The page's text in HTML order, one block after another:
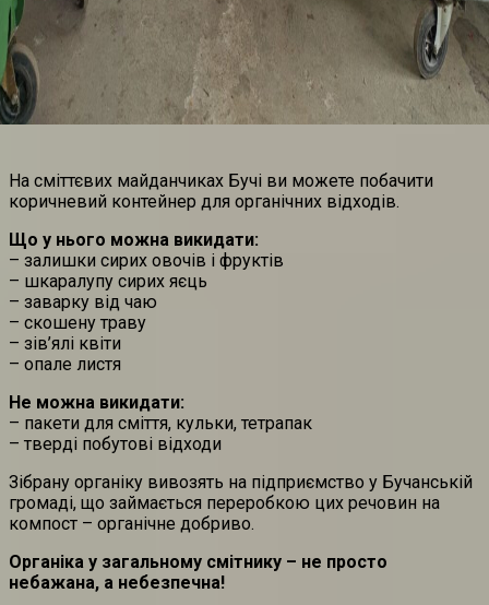
На сміттєвих майданчиках Бучі ви можете побачити
коричневий контейнер для органічних відходів.
Що у нього можна викидати:
– залишки сирих овочів і фруктів
– шкаралупу сирих яєць
– заварку від чаю
– скошену траву
– зів’ялі квіти
– опале листя
Не можна викидати:
– пакети для сміття, кульки, тетрапак
– тверді побутові відходи
Зібрану органіку вивозять на підприємство у Бучанській
громаді, що займається переробкою цих речовин на
компост – органічне добриво.
Органіка у загальному смітнику – не просто
небажана, а небезпечна!